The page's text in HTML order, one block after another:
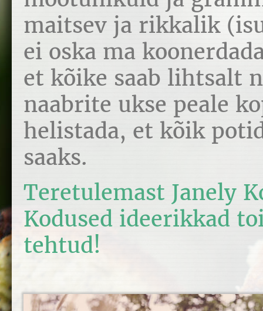
maitsev ja rikkalik
ei oska ma
et kõike saab lihtsalt
naabrite ukse peale
helistada, et kõik
saaks.
Teretulemast Janely
Kodused ideerikkad
tehtud!